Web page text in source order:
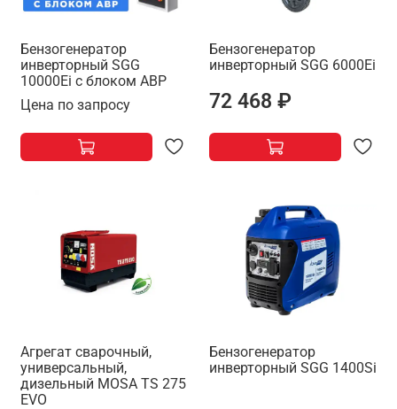
Бензогенератор
инверторный SGG
10000Ei с блоком АВР
Цена по запросу
Бензогенератор
инверторный SGG 6000Ei
72 468 ₽
Агрегат сварочный,
универсальный,
дизельный MOSA TS 275
EVO
Бензогенератор
инверторный SGG 1400Si